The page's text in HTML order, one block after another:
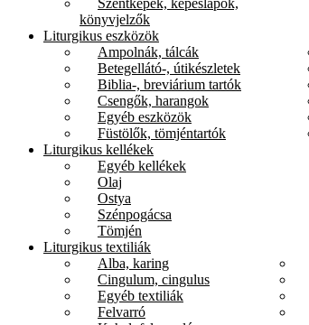
könyvjelzők
Liturgikus eszközök
Ampolnák, tálcák
Betegellátó-, útikészletek
Biblia-, breviárium tartók
Csengők, harangok
Egyéb eszközök
Füstölők, tömjéntartók
Liturgikus kellékek
Egyéb kellékek
Olaj
Ostya
Szénpogácsa
Tömjén
Liturgikus textiliák
Alba, karing
Cingulum, cingulus
Egyéb textiliák
Felvarró